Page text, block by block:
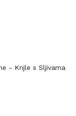
- Knjle s Sljivama